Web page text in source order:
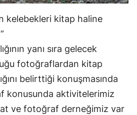
kelebekleri kitap haline
yanı sıra gelecek
fotoğraflardan kitap
belirttiği konuşmasında
konusunda aktivitelerimiz
ve fotoğraf derneğimiz var